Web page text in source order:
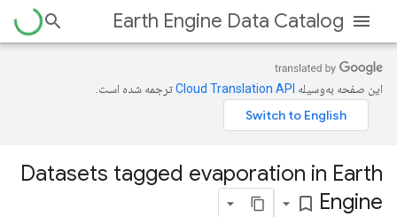
Earth Engine Data Catalog
این صفحه به‌وسیله ترجمه شده است.
Datasets tagged evaporation in Earth
Engine
bookmark_border